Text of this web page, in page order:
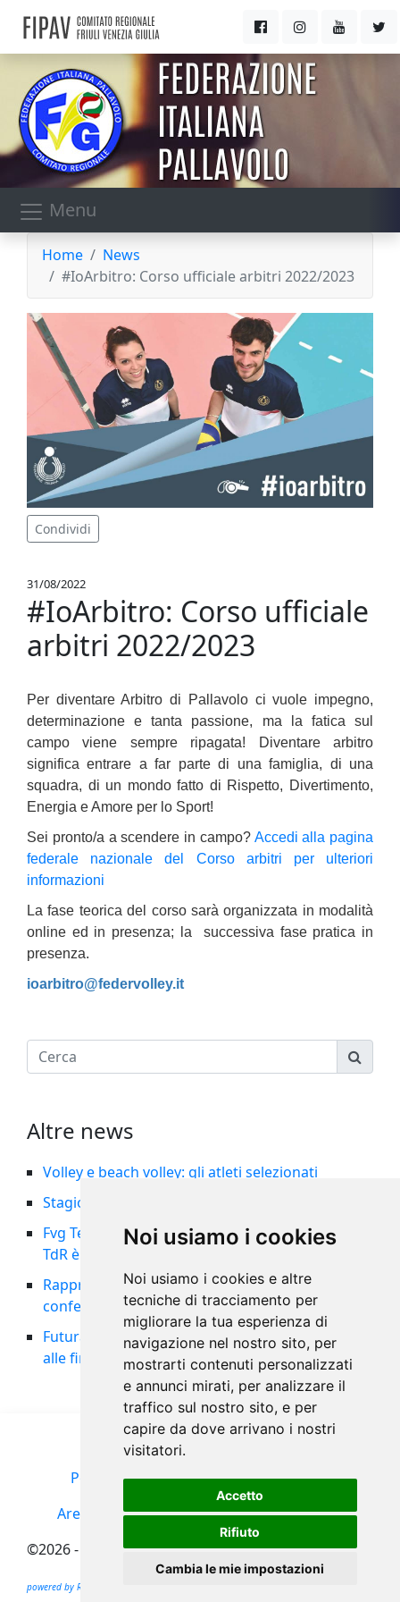
Noi usiamo i cookies
Noi usiamo i cookies e altre
tecniche di tracciamento per
migliorare la tua esperienza di
navigazione nel nostro sito, per
mostrarti contenuti personalizzati
e annunci mirati, per analizzare il
traffico sul nostro sito, e per
capire da dove arrivano i nostri
visitatori.
Accetto
Rifiuto
Cambia le mie impostazioni
Menu
Home
News
#IoArbitro: Corso ufficiale arbitri 2022/2023
Condividi
31/08/2022
#IoArbitro: Corso ufficiale
arbitri 2022/2023
Per diventare Arbitro di Pallavolo ci vuole impegno,
determinazione e tanta passione, ma la fatica sul
campo viene sempre ripagata! Diventare arbitro
significa entrare a far parte di una famiglia, di una
squadra, di un mondo fatto di Rispetto, Divertimento,
Energia e Amore per lo Sport!
Sei pronto/a a scendere in campo? Accedi alla pagina
federale nazionale del Corso arbitri per ulteriori
informazioni
La fase teorica del corso sarà organizzata in modalità
online ed in presenza; la successiva fase pratica in
presenza.
ioarbitro@federvolley.it
Altre news
Volley e beach volley: gli atleti selezionati
Stagione 2026/27: indizione ed organici
Fvg Team femminile nella storia: il 5° posto al
TdR è tra i migliori risultati di sempre
Rappresentativa maschile al 14° posto al TdR:
confermata la Pool A per il 2027
Futura Volley Cordenons vicecampione d’Italia
alle finali nazionali U13
Seguici su
Termini d'uso
Policy Privacy
Cookies Policy
Portale FIPAV
Area riservata
©2026 - FIPAV-FVG
powered by Ramtech